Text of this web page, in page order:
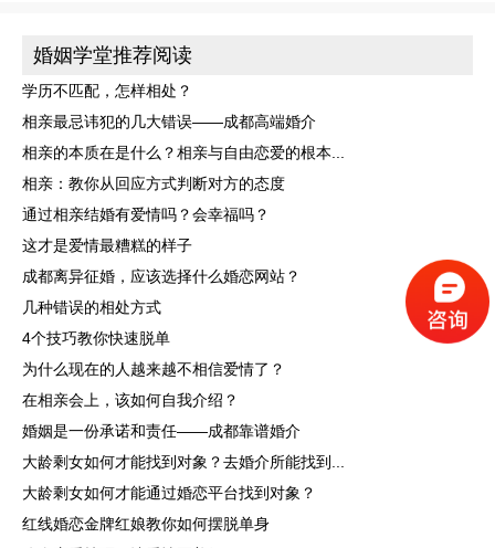
婚姻学堂推荐阅读
学历不匹配，怎样相处？
相亲最忌讳犯的几大错误——成都高端婚介
相亲的本质在是什么？相亲与自由恋爱的根本...
相亲：教你从回应方式判断对方的态度
通过相亲结婚有爱情吗？会幸福吗？
这才是爱情最糟糕的样子
成都离异征婚，应该选择什么婚恋网站？
几种错误的相处方式
4个技巧教你快速脱单
为什么现在的人越来越不相信爱情了？
在相亲会上，该如何自我介绍？
婚姻是一份承诺和责任——成都靠谱婚介
大龄剩女如何才能找到对象？去婚介所能找到...
大龄剩女如何才能通过婚恋平台找到对象？
红线婚恋金牌红娘教你如何摆脱单身